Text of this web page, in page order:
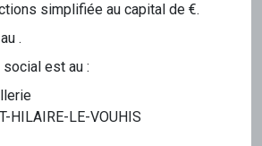
simplifiée au capital de €.
.
est au :
HILAIRE-LE-VOUHIS